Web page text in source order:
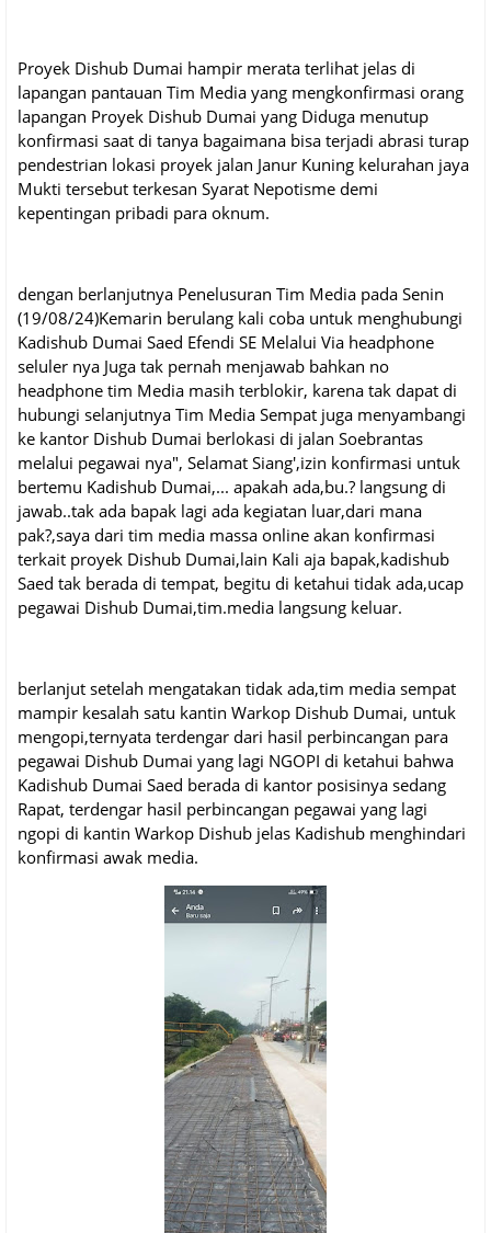
Proyek Dishub Dumai hampir merata terlihat jelas di
lapangan pantauan Tim Media yang mengkonfirmasi orang
lapangan Proyek Dishub Dumai yang Diduga menutup
konfirmasi saat di tanya bagaimana bisa terjadi abrasi turap
pendestrian lokasi proyek jalan Janur Kuning kelurahan jaya
Mukti tersebut terkesan Syarat Nepotisme demi
kepentingan pribadi para oknum.
dengan berlanjutnya Penelusuran Tim Media pada Senin
(19/08/24)Kemarin berulang kali coba untuk menghubungi
Kadishub Dumai Saed Efendi SE Melalui Via headphone
seluler nya Juga tak pernah menjawab bahkan no
headphone tim Media masih terblokir, karena tak dapat di
hubungi selanjutnya Tim Media Sempat juga menyambangi
ke kantor Dishub Dumai berlokasi di jalan Soebrantas
melalui pegawai nya", Selamat Siang',izin konfirmasi untuk
bertemu Kadishub Dumai,... apakah ada,bu.? langsung di
jawab..tak ada bapak lagi ada kegiatan luar,dari mana
pak?,saya dari tim media massa online akan konfirmasi
terkait proyek Dishub Dumai,lain Kali aja bapak,kadishub
Saed tak berada di tempat, begitu di ketahui tidak ada,ucap
pegawai Dishub Dumai,tim.media langsung keluar.
berlanjut setelah mengatakan tidak ada,tim media sempat
mampir kesalah satu kantin Warkop Dishub Dumai, untuk
mengopi,ternyata terdengar dari hasil perbincangan para
pegawai Dishub Dumai yang lagi NGOPI di ketahui bahwa
Kadishub Dumai Saed berada di kantor posisinya sedang
Rapat, terdengar hasil perbincangan pegawai yang lagi
ngopi di kantin Warkop Dishub jelas Kadishub menghindari
konfirmasi awak media.